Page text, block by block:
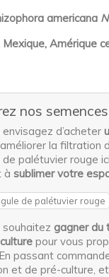
americana
Mexique, Amérique
nos
d’acheter
la filtration
palétuvier rouge
à sublimer votre
de palétuvier rouge
souhaitez gagner du
pour vous
passant
et de pré-culture,